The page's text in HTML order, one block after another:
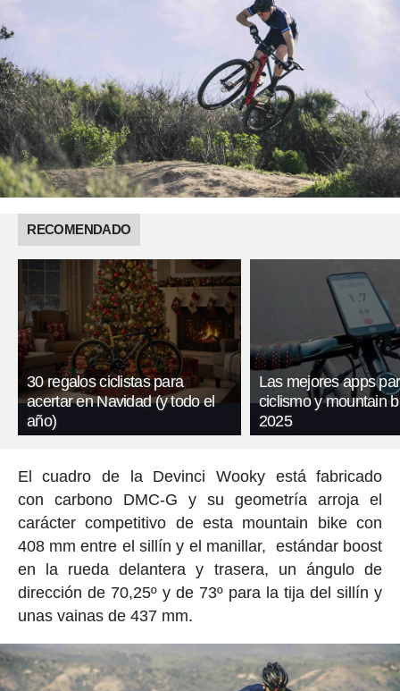
RECOMENDADO
30 regalos ciclistas para
acertar en Navidad (y todo el
año)
Las mejores apps
ciclismo y mountain
2025
El cuadro de la Devinci Wooky está fabricado
con carbono DMC-G y su geometría arroja el
carácter competitivo de esta mountain bike con
408 mm entre el sillín y el manillar, estándar boost
en la rueda delantera y trasera, un ángulo de
dirección de 70,25º y de 73º para la tija del sillín y
unas vainas de 437 mm.